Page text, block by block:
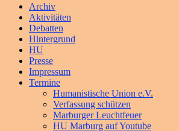
Primäres
Menü
Archiv
Aktivitäten
Debatten
Hintergrund
HU
Presse
Impressum
Termine
Humanistische Union e.V.
Verfassung schützen
Marburger Leuchtfeuer
HU Marburg auf Youtube